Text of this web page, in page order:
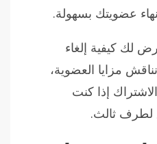
عضويتك بسهولة.
لك كيفية إلغاء
مزايا العضوية،
إذا كنت
لطرف ثالث.